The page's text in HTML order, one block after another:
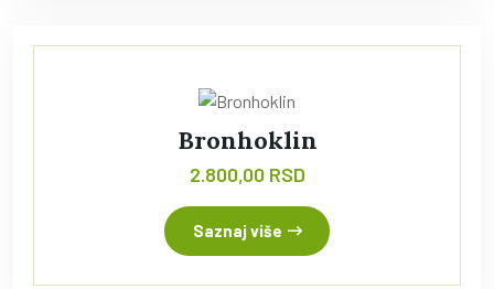
Bronhoklin
2.800,00 RSD
Saznaj više